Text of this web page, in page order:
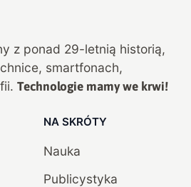
z ponad 29-letnią historią,
smartfonach,
Technologie mamy we krwi!
NA SKRÓTY
Nauka
Publicystyka